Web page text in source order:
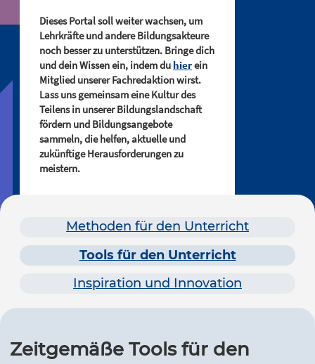
Dieses Portal soll weiter wachsen, um
Lehrkräfte und andere Bildungsakteure
noch besser zu unterstützen. Bringe dich
und dein Wissen ein, indem du hierein
Mitglied unserer Fachredaktion wirst.
Lass uns gemeinsam eine Kultur des
Teilens in unserer Bildungslandschaft
fördern und Bildungsangebote
sammeln, die helfen, aktuelle und
zukünftige Herausforderungen zu
meistern.
Methoden für den Unterricht
Tools für den Unterricht
Inspiration und Innovation
Zeitgemäße Tools für den